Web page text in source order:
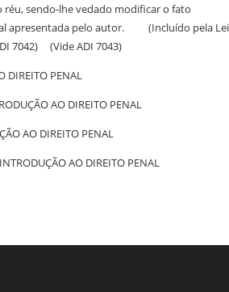
sendo-lhe vedado modificar o fato
apresentada pelo autor. (Incluído pela Lei
7042) (Vide ADI 7043)
DIREITO PENAL
AO DIREITO PENAL
AO DIREITO PENAL
AO DIREITO PENAL